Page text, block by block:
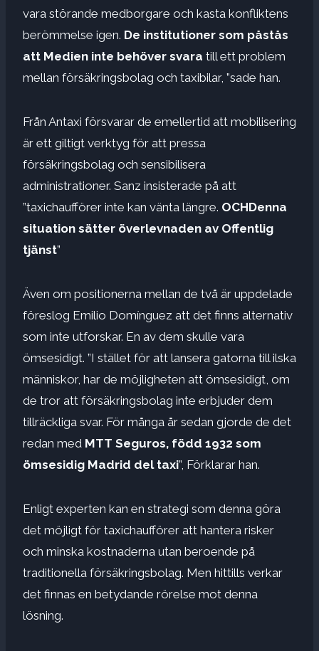
vara störande medborgare och kasta konfliktens
berömmelse igen. De institutioner som påstås
att Medien inte behöver svara till ett problem
mellan försäkringsbolag och taxibilar, ”sade han.
Från Antaxi försvarar de emellertid att mobilisering
är ett giltigt verktyg för att pressa
försäkringsbolag och sensibilisera
administrationer. Sanz insisterade på att
”taxichaufförer inte kan vänta längre. OCHDenna
situation sätter överlevnaden av Offentlig
tjänst”
Även om positionerna mellan de två är uppdelade
föreslog Emilio Domínguez att det finns alternativ
som inte utforskar. En av dem skulle vara
ömsesidigt. ”I stället för att lansera gatorna till ilska
människor, har de möjligheten att ömsesidigt, om
de tror att försäkringsbolag inte erbjuder dem
tillräckliga svar. För många år sedan gjorde de det
redan med MTT Seguros, född 1932 som
ömsesidig Madrid del taxi”, Förklarar han.
Enligt experten kan en strategi som denna göra
det möjligt för taxichaufförer att hantera risker
och minska kostnaderna utan beroende på
traditionella försäkringsbolag. Men hittills verkar
det finnas en betydande rörelse mot denna
lösning.